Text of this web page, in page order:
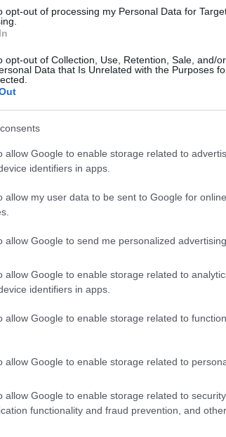
opt-out of processing my Personal Data for
opt-out of Collection, Use, Retention, Sale, and/
Data that Is Unrelated with the Purposes
allow Google to enable storage related to
identifiers in apps.
allow my user data to be sent to Google for
allow Google to send me personalized advertising.
allow Google to enable storage related to
identifiers in apps.
allow Google to enable storage related to
allow Google to enable storage related to
allow Google to enable storage related to
functionality and fraud prevention, and
εξέφρασε την επιθυμία η
την ώρα που ξαναβρίσκει τον
διαύλων
προεδρικό μέγαρο της
Συρίας δήλωσε ότι η κρίση
θέσης της Συρίας, που
ως σταυροδρόμι των παγκόσμιων
Γαλλία να είναι ο πρώτος εταίρος